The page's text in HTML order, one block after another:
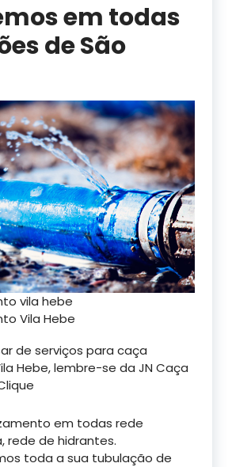
em todas
de São
vila hebe
Vila Hebe
de serviços para caça
Hebe, lembre-se da JN Caça
em todas rede
rede de hidrantes.
toda a sua tubulação de